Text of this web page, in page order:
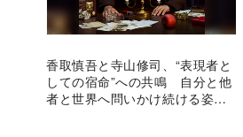
香取慎吾と寺山修司、“表現者と
しての宿命”への共鳴 自分と他
者と世界へ問いかけ続ける姿の